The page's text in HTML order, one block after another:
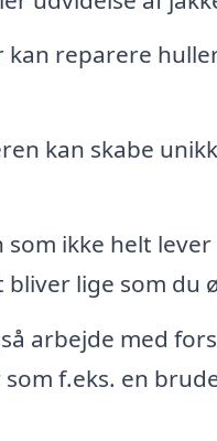
reparere
kan skabe
som ikke helt
lige som du
arbejde med
f.eks. en